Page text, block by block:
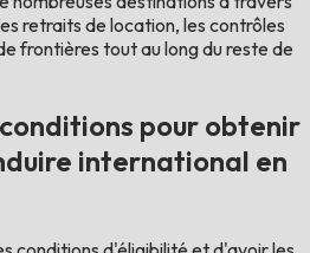
retraits de location, les contrôles
frontières tout au long du reste de
pour obtenir
international en